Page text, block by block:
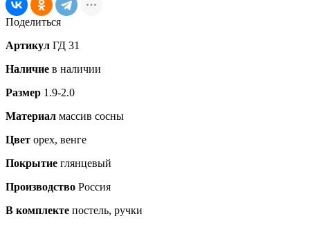
Поделиться
Артикул ГД 31
Наличие в наличии
Размер 1.9-2.0
Материал массив сосны
Цвет орех, венге
Покрытие глянцевый
Производство Россия
В комплекте постель, ручки